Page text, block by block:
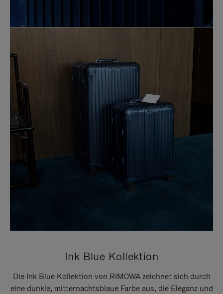
Ink Blue Kollektion
Die Ink Blue Kollektion von RIMOWA zeichnet sich durch
eine dunkle, mitternachtsblaue Farbe aus, die Eleganz und